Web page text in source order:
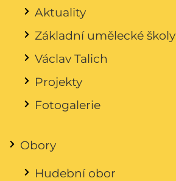
Aktuality
Základní umělecké školy
Václav Talich
Projekty
Fotogalerie
Obory
Hudební obor